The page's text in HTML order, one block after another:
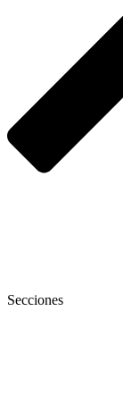
Secciones